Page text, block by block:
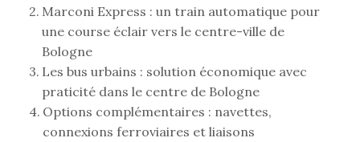
Marconi Express : un train automatique pour
une course éclair vers le centre-ville de
Bologne
Les bus urbains : solution économique avec
praticité dans le centre de Bologne
Options complémentaires : navettes,
connexions ferroviaires et liaisons